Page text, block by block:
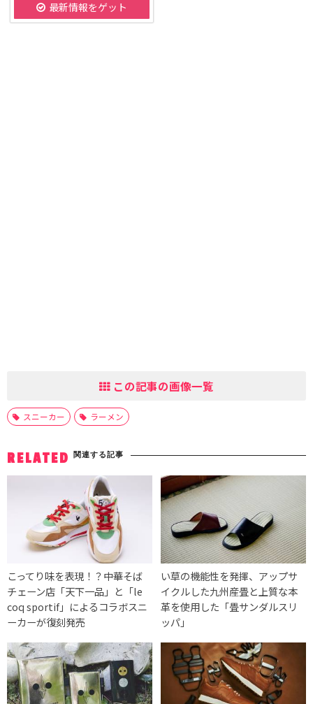
最新情報をゲット
この記事の画像一覧
スニーカー ラーメン
RELATED 関連する記事
こってり味を表現！？中華そば
チェーン店「天下一品」と「le
coq sportif」によるコラボスニ
ーカーが復刻発売
い草の機能性を発揮、アップサ
イクルした九州産畳と上質な本
革を使用した「畳サンダルスリ
ッパ」